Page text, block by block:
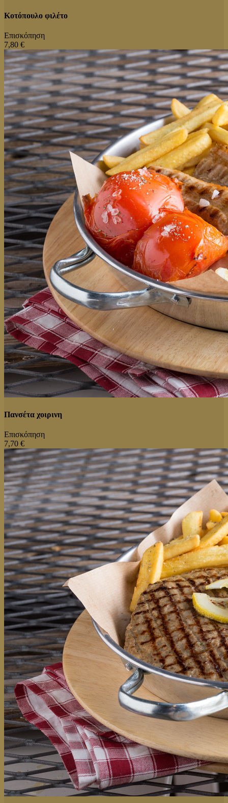
Κοτόπουλο φιλέτο
Επισκόπηση
7,80 €
Πανσέτα χοιρινη
Επισκόπηση
7,70 €